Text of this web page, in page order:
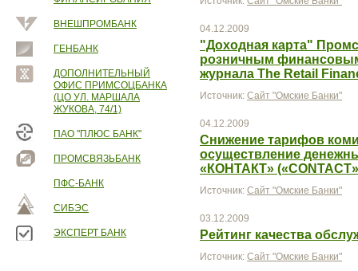
ВНЕШПРОМБАНК
ГЕНБАНК
ДОПОЛНИТЕЛЬНЫЙ
ОФИС ПРИМСОЦБАНКА
(ЦО УЛ. МАРШАЛА
ЖУКОВА, 74/1)
ПАО "ПЛЮС БАНК"
ПРОМСВЯЗЬБАНК
ПФС-БАНК
СИБЭС
ЭКСПЕРТ БАНК
04.12.2009
"Доходная карта"
розничным
журнала The Retail
Источник: Сайт "Омские Банки"
04.12.2009
Снижение тарифов
осуществление
«КОНТАКТ»
Источник: Сайт "Омские Банки"
03.12.2009
Рейтинг качества
Источник: Сайт "Омские Банки"